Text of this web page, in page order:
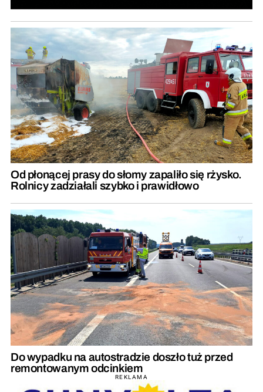
Od płonącej prasy do słomy zapaliło się rżysko.
Rolnicy zadziałali szybko i prawidłowo
Do wypadku na autostradzie doszło tuż przed
remontowanym odcinkiem
REKLAMA